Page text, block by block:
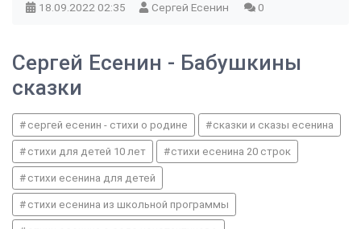
18.09.2022 02:35 Сергей Есенин 0
Сергей Есенин - Бабушкины
сказки
сергей есенин - стихи о родине сказки и сказы есенина
стихи для детей 10 лет стихи есенина 20 строк
стихи есенина для детей
стихи есенина из школьной программы